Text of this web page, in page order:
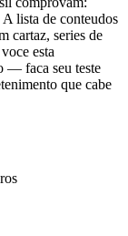
lista de conteudos
cartaz, series de
esta
— faca seu teste
que cabe